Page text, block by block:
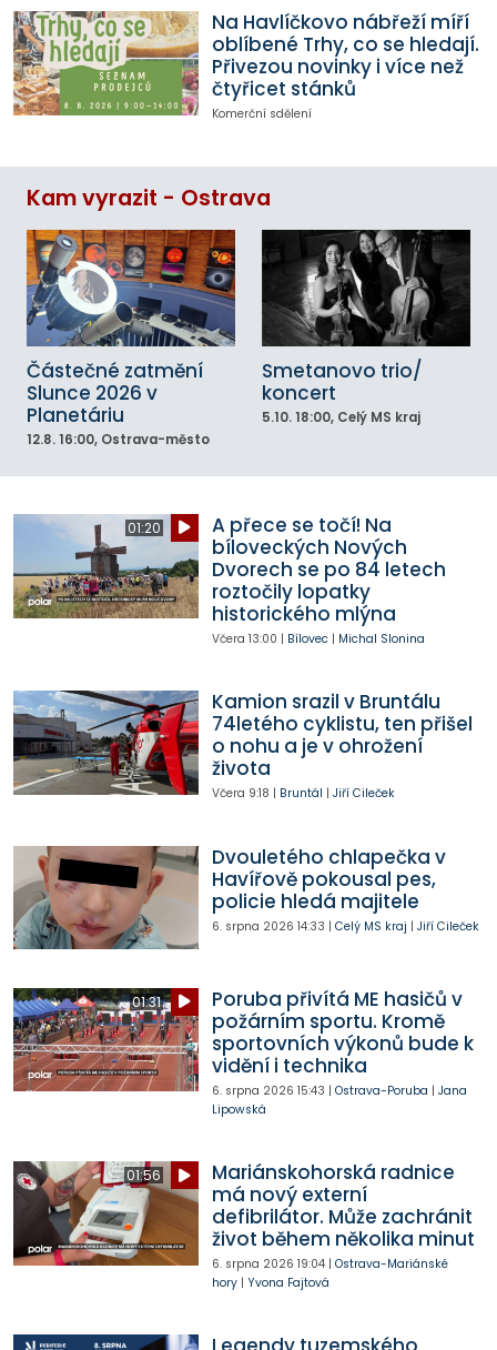
Na Havlíčkovo nábřeží míří
oblíbené Trhy, co se hledají.
Přivezou novinky i více než
čtyřicet stánků
Komerční sdělení
Kam vyrazit - Ostrava
Částečné zatmění
Slunce 2026 v
Planetáriu
12.8. 16:00, Ostrava-město
Smetanovo trio/
koncert
5.10. 18:00, Celý MS kraj
01:20
A přece se točí! Na
bíloveckých Nových
Dvorech se po 84 letech
roztočily lopatky
historického mlýna
Včera 13:00 | Bílovec| Michal Slonina
Kamion srazil v Bruntálu
74letého cyklistu, ten přišel
o nohu a je v ohrožení
života
Včera 9:18 | Bruntál | Jiří Cileček
Dvouletého chlapečka v
Havířově pokousal pes,
policie hledá majitele
6. srpna 2026 14:33 | Celý MS kraj | Jiří Cileček
01:31
Poruba přivítá ME hasičů v
požárním sportu. Kromě
sportovních výkonů bude k
vidění i technika
6. srpna 2026 15:43 | Ostrava-Poruba | Jana
Lipowská
01:56
Mariánskohorská radnice
má nový externí
defibrilátor. Může zachránit
život během několika minut
6. srpna 2026 19:04| Ostrava-Mariánské
hory| Yvona Fajtová